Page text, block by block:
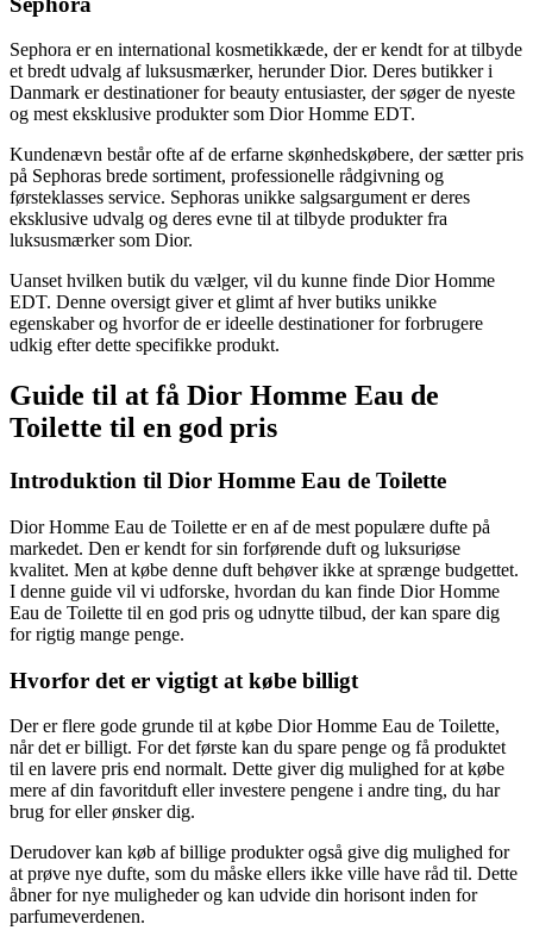
Sephora er en international kosmetikkæde, der er kendt for at tilbyde
et bredt udvalg af luksusmærker, herunder Dior. Deres butikker i
Danmark er destinationer for beauty entusiaster, der søger de nyeste
og mest eksklusive produkter som Dior Homme EDT.
Kundenævn består ofte af de erfarne skønhedskøbere, der sætter pris
på Sephoras brede sortiment, professionelle rådgivning og
førsteklasses service. Sephoras unikke salgsargument er deres
eksklusive udvalg og deres evne til at tilbyde produkter fra
luksusmærker som Dior.
Uanset hvilken butik du vælger, vil du kunne finde Dior Homme
EDT. Denne oversigt giver et glimt af hver butiks unikke
egenskaber og hvorfor de er ideelle destinationer for forbrugere
udkig efter dette specifikke produkt.
Guide til at få Dior Homme Eau de
Toilette til en god pris
Introduktion til Dior Homme Eau de Toilette
Dior Homme Eau de Toilette er en af de mest populære dufte på
markedet. Den er kendt for sin forførende duft og luksuriøse
kvalitet. Men at købe denne duft behøver ikke at sprænge budgettet.
I denne guide vil vi udforske, hvordan du kan finde Dior Homme
Eau de Toilette til en god pris og udnytte tilbud, der kan spare dig
for rigtig mange penge.
Hvorfor det er vigtigt at købe billigt
Der er flere gode grunde til at købe Dior Homme Eau de Toilette,
når det er billigt. For det første kan du spare penge og få produktet
til en lavere pris end normalt. Dette giver dig mulighed for at købe
mere af din favoritduft eller investere pengene i andre ting, du har
brug for eller ønsker dig.
Derudover kan køb af billige produkter også give dig mulighed for
at prøve nye dufte, som du måske ellers ikke ville have råd til. Dette
åbner for nye muligheder og kan udvide din horisont inden for
parfumeverdenen.